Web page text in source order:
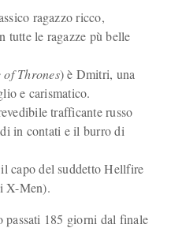
ragazzo ricco,
tutte le ragazze pù belle
of Thrones) è Dmitri, una
e carismatico.
trafficante russo
in contati e il burro di
capo del suddetto Hellfire
X-Men).
passati 185 giorni dal finale